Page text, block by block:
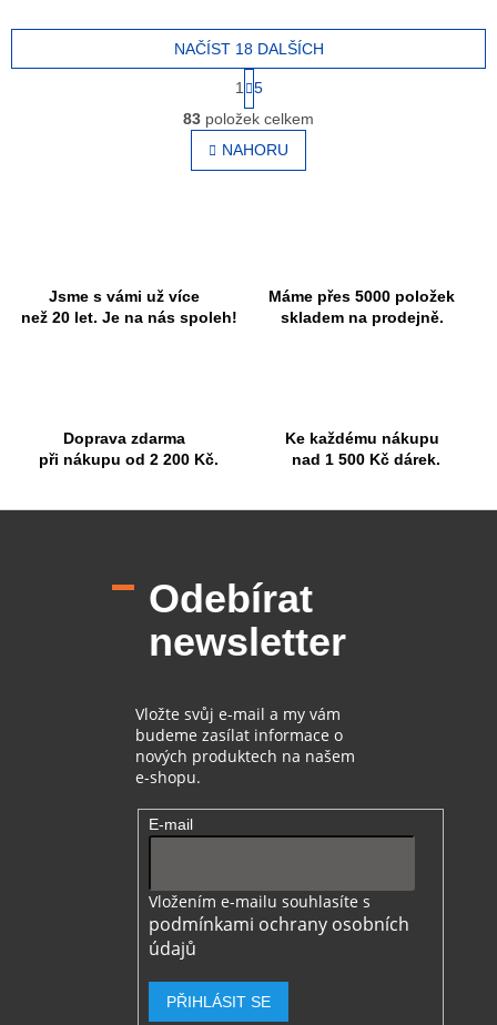
5,0
5
O
v
l
á
NAČÍST 18 DALŠÍCH
t
r
á
n
k
1
5
83 položek celkem
NAHORU
Jsme s vámi už více
než 20 let. Je na nás spoleh!
Máme přes 5000 položek
skladem na prodejně.
Doprava zdarma
při nákupu od 2 200 Kč.
Ke každému nákupu
nad 1 500 Kč dárek.
Odebírat
newsletter
Vložte svůj e-mail a my vám
budeme zasílat informace o
nových produktech na našem
e-shopu.
E-mail
Vložením e-mailu souhlasíte s
podmínkami ochrany osobních
údajů
PŘIHLÁSIT SE